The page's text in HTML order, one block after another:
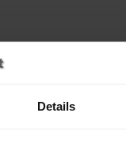
Details
für